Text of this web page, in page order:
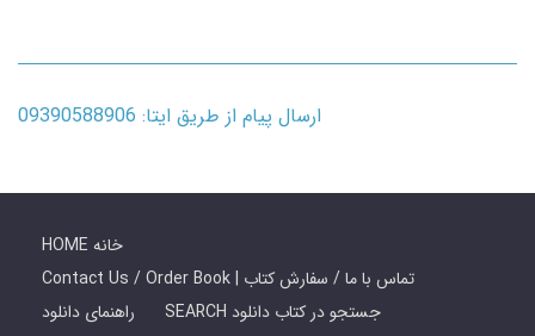
ارسال پیام از طریق ایتا: 09390588906
HOME خانه
Contact Us / Order Book | تماس با ما / سفارش کتاب
راهنمای دانلود
SEARCH جستجو در کتاب دانلود